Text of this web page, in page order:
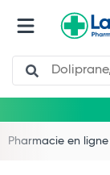
Search
Pharmacie en ligne